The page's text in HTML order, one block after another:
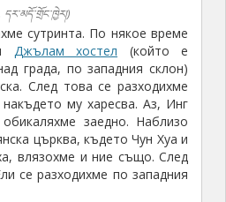
сутринта. По някое време
Джълам хостел (който е
града, по западния склон)
След това се разходихме
му харесва. Аз, Инг
заедно. Наблизо
църква, където Чун Хуа и
влязохме и ние също. След
се разходихме по западния